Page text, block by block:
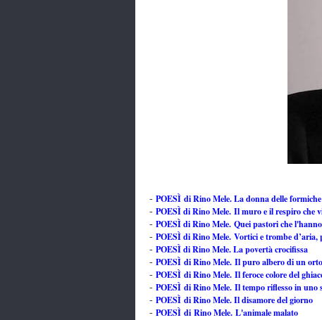
- POESÌ di Rino Mele. La donna delle formiche
- POESÌ di Rino Mele. Il muro e il respiro che
- POESÌ di Rino Mele. Quei pastori che
- POESÌ di Rino Mele. Vortici e trombe d’aria,
- POESÌ di Rino Mele. La povertà crocifissa
- POESÌ di Rino Mele. Il puro albero di un
- POESÌ di Rino Mele. Il feroce colore del
- POESÌ di Rino Mele. Il tempo riflesso in uno
- POESÌ di Rino Mele. Il disamore del giorno
- POESÌ di Rino Mele. L'animale malato